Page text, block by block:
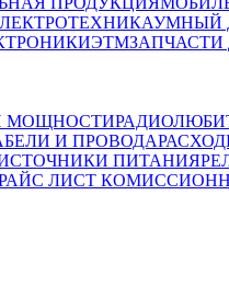
УМНЫЙ
ЭТМ
МОЩНОСТИ
И ПРОВОДА
ПИТАНИЯ
ЛИСТ